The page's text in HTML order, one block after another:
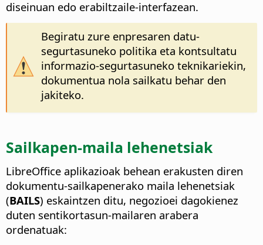
diseinuan edo erabiltzaile-interfazean.
Begiratu zure enpresaren datu-
segurtasuneko politika eta kontsultatu
informazio-segurtasuneko teknikariekin,
dokumentua nola sailkatu behar den
jakiteko.
Sailkapen-maila lehenetsiak
LibreOffice aplikazioak behean erakusten diren
dokumentu-sailkapenerako maila lehenetsiak
(BAILS) eskaintzen ditu, negozioei dagokienez
duten sentikortasun-mailaren arabera
ordenatuak: